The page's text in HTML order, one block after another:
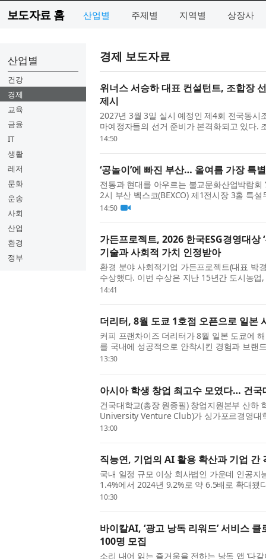
보도자료 홈 산업별 주제별 지역별 상장사
산업별
건강
경제
교육
금융
IT
생활
레저
문화
운송
사회
산업
환경
정부
경제 보도자료
위너스 서승하 대표 컨설턴트, 조합장
제시
2027년 3월 3일 실시 예정인 제4회 전국동시
마예정자들의 선거 준비가 본격화되고 있다.
의 평판, 조직력, 공약의 현실성, 선거 공보의
14:50
‘공놀이’에 빠진 부산… 올여름 가장 특
전통과 현대를 아우르는 불교문화산업박람회
2시 부산 벡스코(BEXCO) 제1전시장 3홀 특
막을 올렸다. 9일까지 진행되는 이번 박람회
14:50
가든프로젝트, 2026 한국ESG경영대상
기술과 사회적 가치 인정받아
환경 분야 사회적기업 가든프로젝트(대표 박
수상했다. 이번 수상은 지난 15년간 도시농
분야에서 축적해 온 사회적 가치 실천과 환
14:41
더리터, 8월 도쿄 1호점 오픈으로 일본
커피 프랜차이즈 더리터가 8월 일본 도쿄에
를 국내에 성공적으로 안착시킨 경험과 브랜
임원진이 직접 주도한다는 점에서 주목된다.
13:30
아시아 학생 창업 최고수 모였다… 건
건국대학교(총장 원종필) 창업지원본부 산하
University Venture Club)가 싱가포르경영
하 SMU) 스타트업 학회 ‘Start-up Society’와
13:00
직능연, 기업의 AI 활용 확산과 기업 간
국내 일정 규모 이상 회사법인 가운데 인공
1.4%에서 2024년 9.2%로 약 6.5배로 확대됐
쳤으며, 기업 규모와 산업에 따른 격차가 뚜
10:30
바이칼AI, ‘광고 낭독 리워드’ 서비스
100명 모집
소리 내어 읽는 즐거움을 전하는 낭독 앱 ‘다